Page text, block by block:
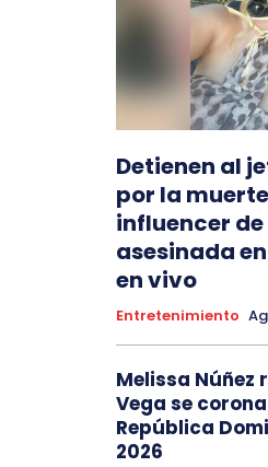
Detienen al
por la
influencer
asesinada
en vivo
Entretenimiento
Melissa Núñez
Vega se
República
2026